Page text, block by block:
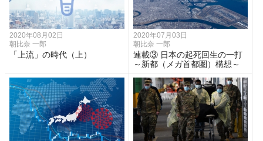
2020年08月02日
朝比奈 一郎
「上流」の時代（上）
2020年07月03日
朝比奈 一郎
連載③ 日本の起死回生の一打
～新都（メガ首都圏）構想～